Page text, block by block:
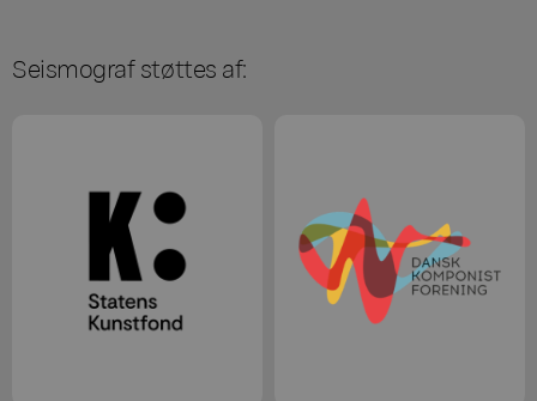
Seismograf støttes af: